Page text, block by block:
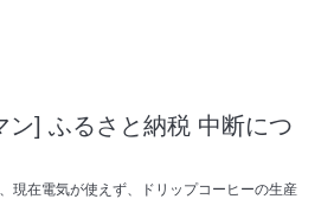
ン] ふるさと納税 中断につ
現在電気が使えず、ドリップコーヒーの生産